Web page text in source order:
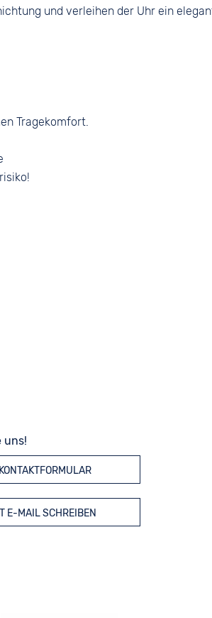
und verleihen der Uhr ein
Tragekomfort.
uns!
E-MAIL SCHREIBEN